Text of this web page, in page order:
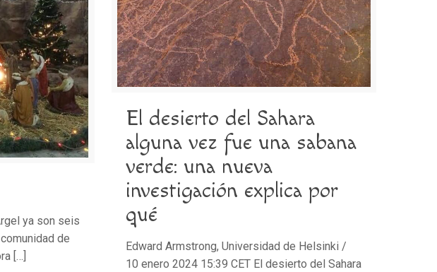
El desierto del Sahara
alguna vez fue una sabana
verde: una nueva
investigación explica por
qué
Edward Armstrong, Universidad de Helsinki /
10 enero 2024 15:39 CET El desierto del Sahara
ya son seis
de
[…]